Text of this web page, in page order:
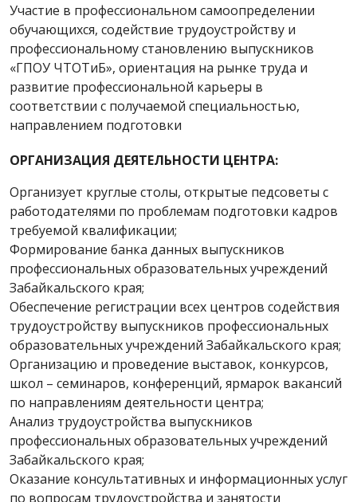
Участие в профессиональном самоопределении
обучающихся, содействие трудоустройству и
профессиональному становлению выпускников
«ГПОУ ЧТОТиБ», ориентация на рынке труда и
развитие профессиональной карьеры в
соответствии с получаемой специальностью,
направлением подготовки
ОРГАНИЗАЦИЯ ДЕЯТЕЛЬНОСТИ ЦЕНТРА:
Организует круглые столы, открытые педсоветы с
работодателями по проблемам подготовки кадров
требуемой квалификации;
Формирование банка данных выпускников
профессиональных образовательных учреждений
Забайкальского края;
Обеспечение регистрации всех центров содействия
трудоустройству выпускников профессиональных
образовательных учреждений Забайкальского края;
Организацию и проведение выставок, конкурсов,
школ – семинаров, конференций, ярмарок вакансий
по направлениям деятельности центра;
Анализ трудоустройства выпускников
профессиональных образовательных учреждений
Забайкальского края;
Оказание консультативных и информационных услуг
по вопросам трудоустройства и занятости